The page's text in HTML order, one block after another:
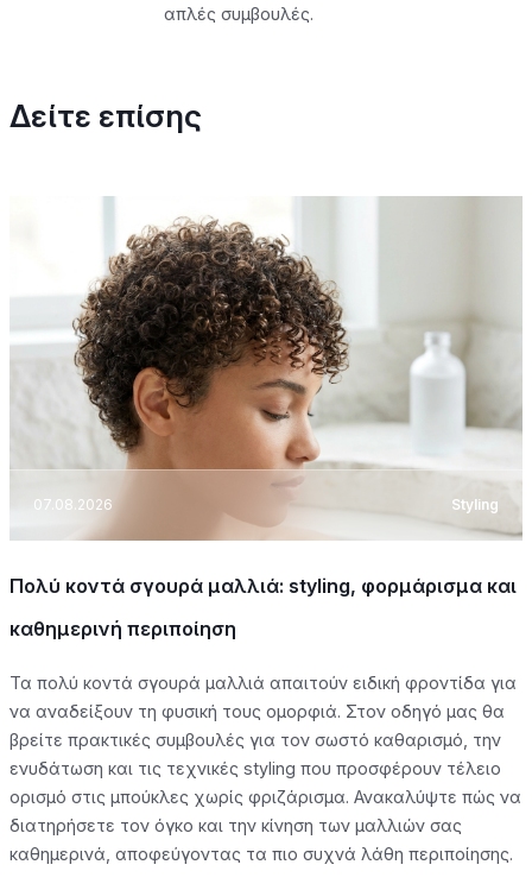
απλές συμβουλές.
Δείτε επίσης
07.08.2026 Styling
Πολύ κοντά σγουρά μαλλιά: styling, φορμάρισμα και
καθημερινή περιποίηση
Τα πολύ κοντά σγουρά μαλλιά απαιτούν ειδική φροντίδα για
να αναδείξουν τη φυσική τους ομορφιά. Στον οδηγό μας θα
βρείτε πρακτικές συμβουλές για τον σωστό καθαρισμό, την
ενυδάτωση και τις τεχνικές styling που προσφέρουν τέλειο
ορισμό στις μπούκλες χωρίς φριζάρισμα. Ανακαλύψτε πώς να
διατηρήσετε τον όγκο και την κίνηση των μαλλιών σας
καθημερινά, αποφεύγοντας τα πιο συχνά λάθη περιποίησης.